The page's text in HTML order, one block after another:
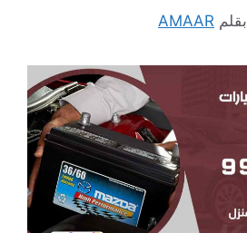
بقلم AMAAR